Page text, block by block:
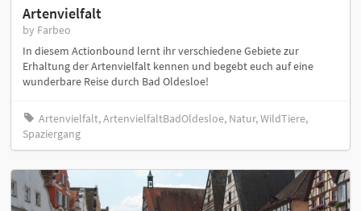
Artenvielfalt
by Farbeo
In diesem Actionbound lernt ihr verschiedene Gebiete zur
Erhaltung der Artenvielfalt kennen und begebt euch auf eine
wunderbare Reise durch Bad Oldesloe!
Artenvielfalt, ArtenvielfaltBadOldesloe, Natur, WildTiere,
Spaziergang